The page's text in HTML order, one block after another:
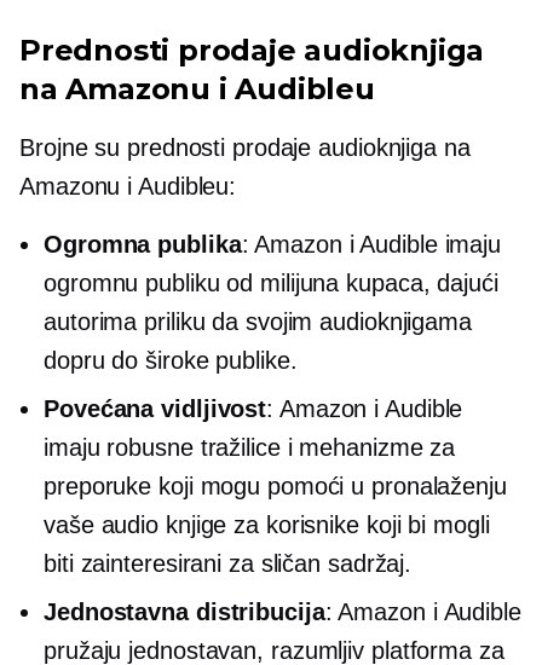
Prednosti prodaje audioknjiga
na Amazonu i Audibleu
Brojne su prednosti prodaje audioknjiga na
Amazonu i Audibleu:
Ogromna publika: Amazon i Audible imaju
ogromnu publiku od milijuna kupaca, dajući
autorima priliku da svojim audioknjigama
dopru do široke publike.
Povećana vidljivost: Amazon i Audible
imaju robusne tražilice i mehanizme za
preporuke koji mogu pomoći u pronalaženju
vaše audio knjige za korisnike koji bi mogli
biti zainteresirani za sličan sadržaj.
Jednostavna distribucija: Amazon i Audible
pružaju jednostavan, razumljiv platforma za